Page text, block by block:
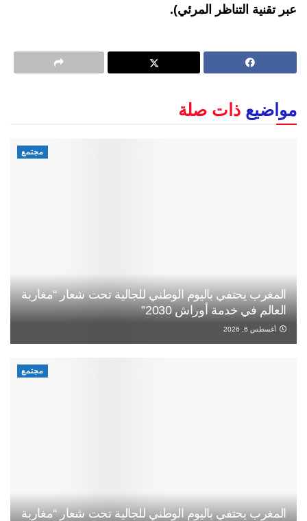
عبر تقنية التناظر المرئي).
مواضيع ذات صلة
مجتمع
المغرب يحتفي باليوم الوطني للجالية تحت شعار “مغاربة
العالم في خدمة أوراش 2030”
أغسطس 6, 2026
مجتمع
المغرب يحتفي باليوم الوطني للجالية تحت شعار “مغاربة